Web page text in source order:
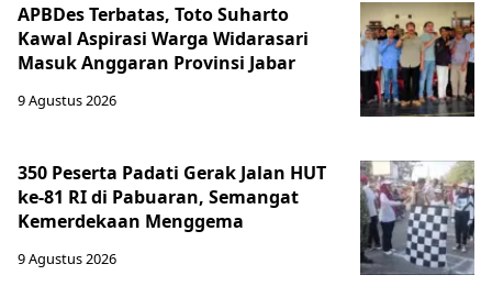
APBDes Terbatas, Toto Suharto
Kawal Aspirasi Warga Widarasari
Masuk Anggaran Provinsi Jabar
9 Agustus 2026
350 Peserta Padati Gerak Jalan HUT
ke-81 RI di Pabuaran, Semangat
Kemerdekaan Menggema
9 Agustus 2026